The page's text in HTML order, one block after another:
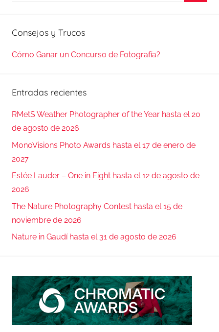
Consejos y Trucos
Cómo Ganar un Concurso de Fotografía?
Entradas recientes
RMetS Weather Photographer of the Year hasta el 20
de agosto de 2026
MonoVisions Photo Awards hasta el 17 de enero de
2027
Estée Lauder – One in Eight hasta el 12 de agosto de
2026
The Nature Photography Contest hasta el 15 de
noviembre de 2026
Nature in Gaudí hasta el 31 de agosto de 2026